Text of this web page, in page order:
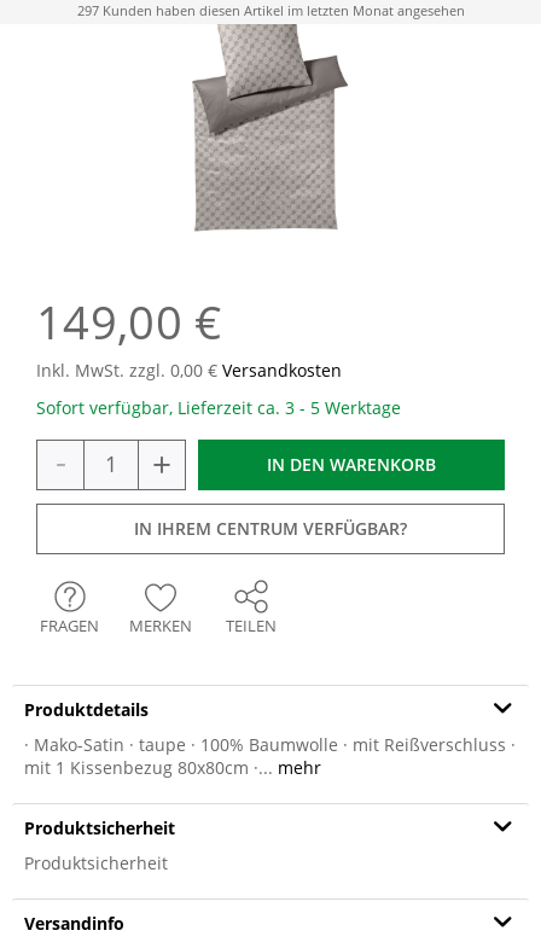
297 Kunden haben diesen Artikel im letzten Monat angesehen
149,00 €
Inkl. MwSt. zzgl. 0,00 € Versandkosten
Sofort verfügbar, Lieferzeit ca. 3 - 5 Werktage
- + IN DEN WARENKORB
IN IHREM CENTRUM VERFÜGBAR?
FRAGEN MERKEN TEILEN
Produktdetails
· Mako-Satin · taupe · 100% Baumwolle · mit Reißverschluss ·
mit 1 Kissenbezug 80x80cm ·... mehr
Produktsicherheit
Produktsicherheit
Versandinfo